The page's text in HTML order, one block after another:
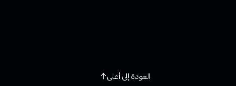
العودة إلى أعلى